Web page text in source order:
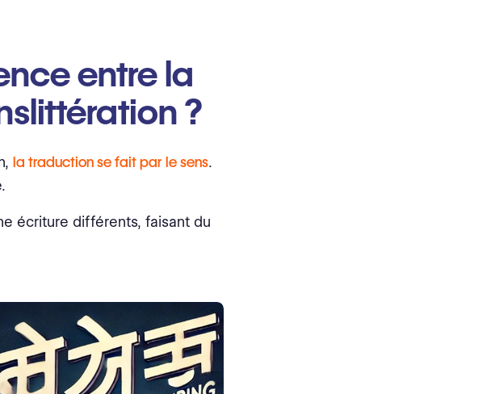
entre la
?
la traduction se fait par le sens.
écriture différents, faisant du